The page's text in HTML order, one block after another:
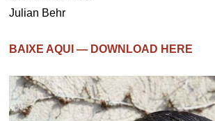
Julian Behr
BAIXE AQUI — DOWNLOAD HERE